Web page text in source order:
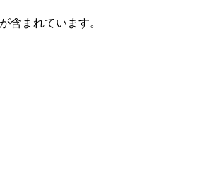
含まれています。